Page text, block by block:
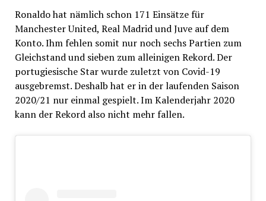
Ronaldo hat nämlich schon 171 Einsätze für
Manchester United, Real Madrid und Juve auf dem
Konto. Ihm fehlen somit nur noch sechs Partien zum
Gleichstand und sieben zum alleinigen Rekord. Der
portugiesische Star wurde zuletzt von Covid-19
ausgebremst. Deshalb hat er in der laufenden Saison
2020/21 nur einmal gespielt. Im Kalenderjahr 2020
kann der Rekord also nicht mehr fallen.